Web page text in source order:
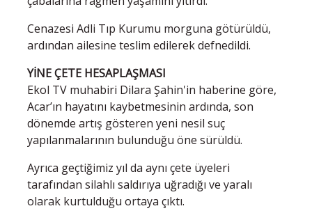
Cenazesi Adli Tıp Kurumu morguna götürüldü,
ardından ailesine teslim edilerek defnedildi.
YİNE ÇETE HESAPLAŞMASI
Ekol TV muhabiri Dilara Şahin'in haberine göre,
Acar’ın hayatını kaybetmesinin ardında, son
dönemde artış gösteren yeni nesil suç
yapılanmalarının bulunduğu öne sürüldü.
Ayrıca geçtiğimiz yıl da aynı çete üyeleri
tarafından silahlı saldırıya uğradığı ve yaralı
olarak kurtulduğu ortaya çıktı.